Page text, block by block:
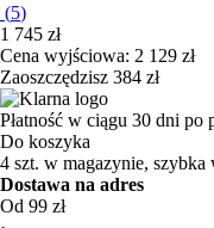
(5)
1 745 zł
Cena wyjściowa: 2 129 zł
Zaoszczędzisz 384 zł
Płatność w ciągu 30 dni po
Do koszyka
4 szt. w magazynie, szybka
Dostawa na adres
Od 99 zł